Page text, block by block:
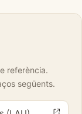
referència.
següents.